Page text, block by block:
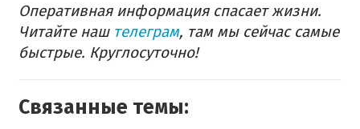
Оперативная информация спасает жизни.
Читайте наштелеграм, там мы сейчас самые
быстрые. Круглосуточно!
Связанные темы: